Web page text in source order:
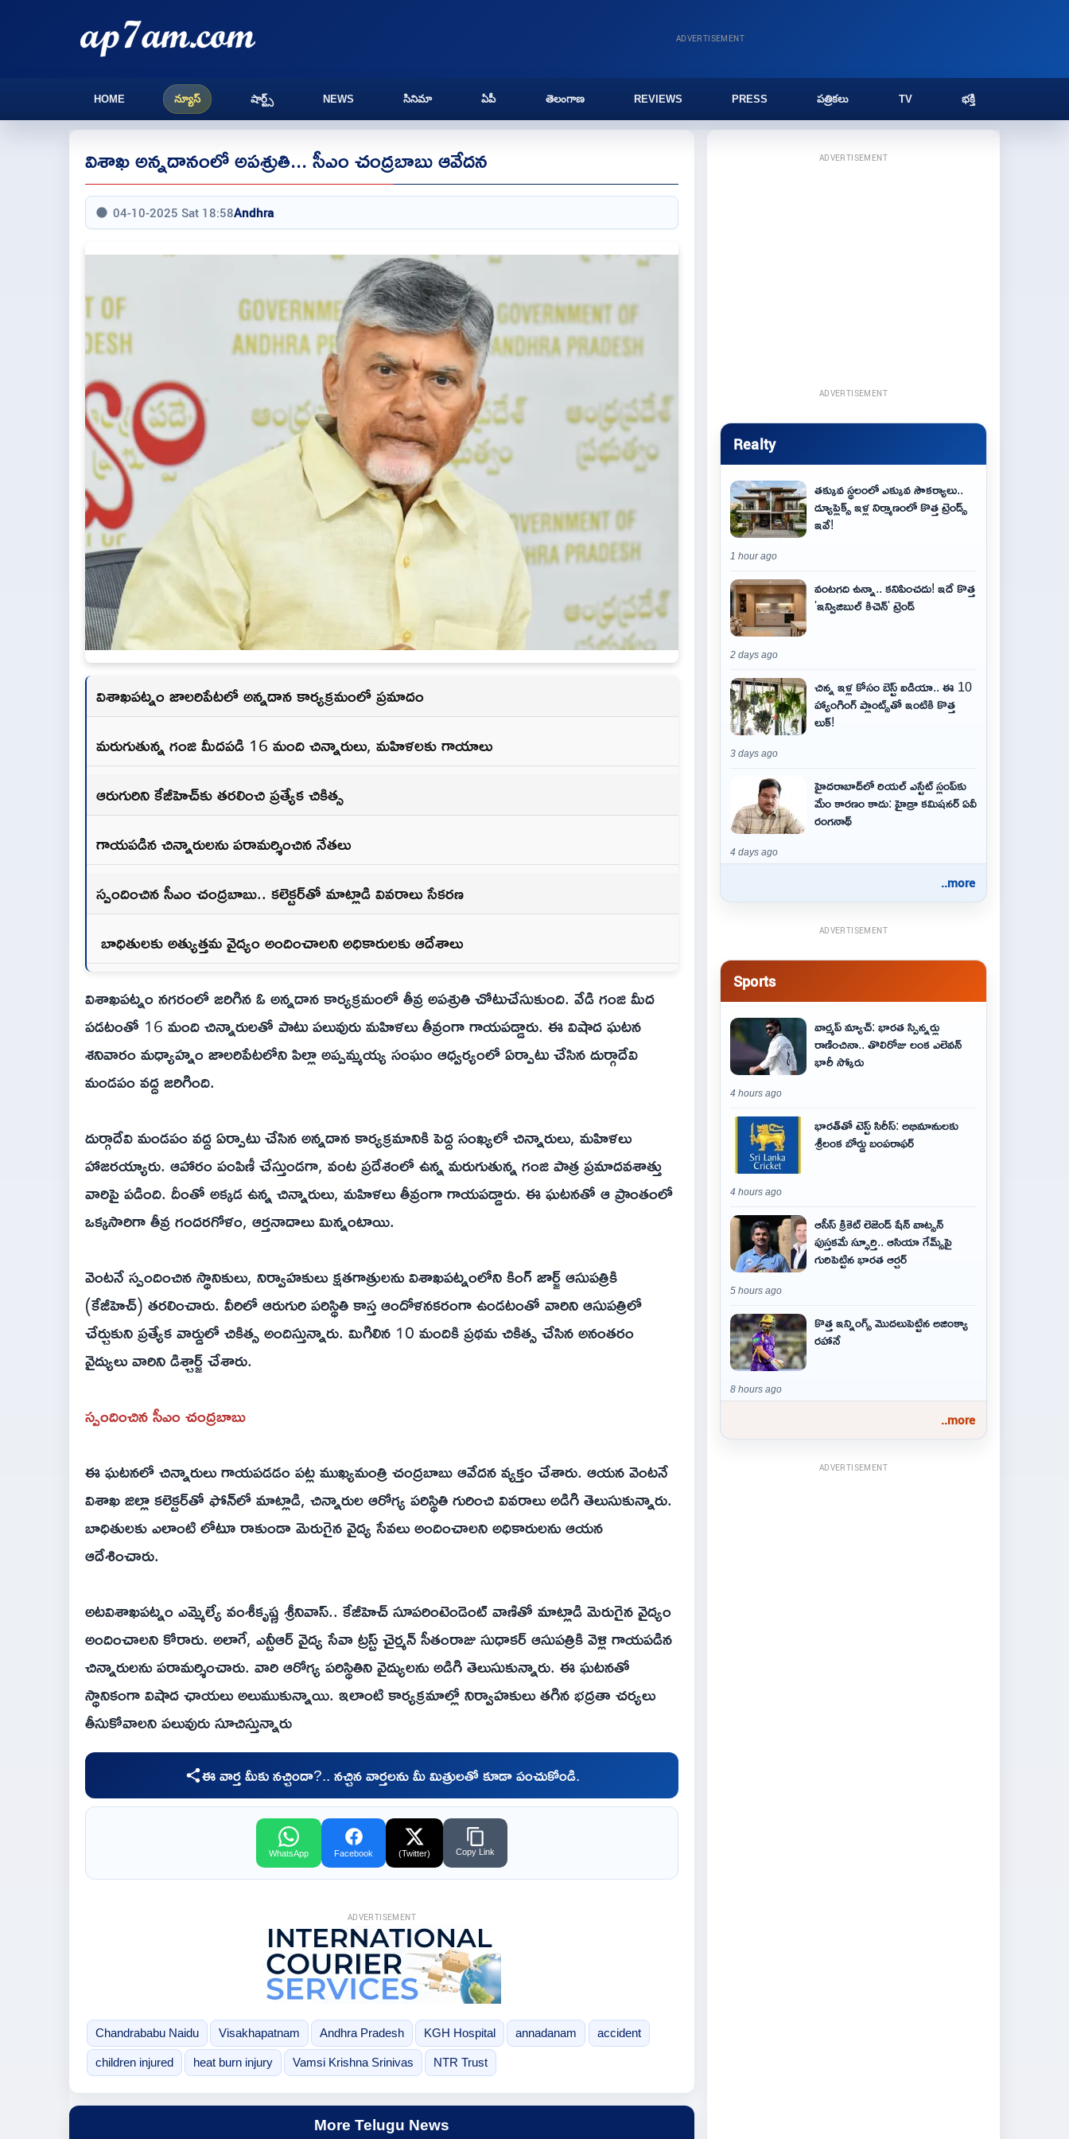
ADVERTISEMENT
HOME న్యూస్ షార్ట్స్ NEWS సినిమా ఏపీ తెలంగాణ REVIEWS PRESS పత్రికలు TV భక్తి
విశాఖ అన్నదానంలో అపశ్రుతి... సీఎం చంద్రబాబు ఆవేదన
04-10-2025 Sat 18:58Andhra
విశాఖపట్నం జాలరిపేటలో అన్నదాన కార్యక్రమంలో ప్రమాదం
మరుగుతున్న గంజి మీదపడి 16 మంది చిన్నారులు, మహిళలకు గాయాలు
ఆరుగురిని కేజీహెచ్‌కు తరలించి ప్రత్యేక చికిత్స
గాయపడిన చిన్నారులను పరామర్శించిన నేతలు
స్పందించిన సీఎం చంద్రబాబు.. కలెక్టర్‌తో మాట్లాడి వివరాలు సేకరణ
బాధితులకు అత్యుత్తమ వైద్యం అందించాలని అధికారులకు ఆదేశాలు
విశాఖపట్నం నగరంలో జరిగిన ఓ అన్నదాన కార్యక్రమంలో తీవ్ర అపశ్రుతి చోటుచేసుకుంది. వేడి గంజి మీద
పడటంతో 16 మంది చిన్నారులతో పాటు పలువురు మహిళలు తీవ్రంగా గాయపడ్డారు. ఈ విషాద ఘటన
శనివారం మధ్యాహ్నం జాలరిపేటలోని పిల్లా అప్పమ్మయ్య సంఘం ఆధ్వర్యంలో ఏర్పాటు చేసిన దుర్గాదేవి
మండపం వద్ద జరిగింది.
దుర్గాదేవి మండపం వద్ద ఏర్పాటు చేసిన అన్నదాన కార్యక్రమానికి పెద్ద సంఖ్యలో చిన్నారులు, మహిళలు
హాజరయ్యారు. ఆహారం పంపిణీ చేస్తుండగా, వంట ప్రదేశంలో ఉన్న మరుగుతున్న గంజి పాత్ర ప్రమాదవశాత్తు
వారిపై పడింది. దీంతో అక్కడ ఉన్న చిన్నారులు, మహిళలు తీవ్రంగా గాయపడ్డారు. ఈ ఘటనతో ఆ ప్రాంతంలో
ఒక్కసారిగా తీవ్ర గందరగోళం, ఆర్తనాదాలు మిన్నంటాయి.
వెంటనే స్పందించిన స్థానికులు, నిర్వాహకులు క్షతగాత్రులను విశాఖపట్నంలోని కింగ్ జార్జ్ ఆసుపత్రికి
(కేజీహెచ్) తరలించారు. వీరిలో ఆరుగురి పరిస్థితి కాస్త ఆందోళనకరంగా ఉండటంతో వారిని ఆసుపత్రిలో
చేర్చుకుని ప్రత్యేక వార్డులో చికిత్స అందిస్తున్నారు. మిగిలిన 10 మందికి ప్రథమ చికిత్స చేసిన అనంతరం
వైద్యులు వారిని డిశ్చార్జ్ చేశారు.
స్పందించిన సీఎం చంద్రబాబు
ఈ ఘటనలో చిన్నారులు గాయపడడం పట్ల ముఖ్యమంత్రి చంద్రబాబు ఆవేదన వ్యక్తం చేశారు. ఆయన వెంటనే
విశాఖ జిల్లా కలెక్టర్‌తో ఫోన్‌లో మాట్లాడి, చిన్నారుల ఆరోగ్య పరిస్థితి గురించి వివరాలు అడిగి తెలుసుకున్నారు.
బాధితులకు ఎలాంటి లోటూ రాకుండా మెరుగైన వైద్య సేవలు అందించాలని అధికారులను ఆయన
ఆదేశించారు.
అటవిశాఖపట్నం ఎమ్మెల్యే వంశీకృష్ణ శ్రీనివాస్.. కేజీహెచ్ సూపరింటెండెంట్ వాణితో మాట్లాడి మెరుగైన వైద్యం
అందించాలని కోరారు. అలాగే, ఎన్టీఆర్ వైద్య సేవా ట్రస్ట్ చైర్మన్ సీతంరాజు సుధాకర్ ఆసుపత్రికి వెళ్లి గాయపడిన
చిన్నారులను పరామర్శించారు. వారి ఆరోగ్య పరిస్థితిని వైద్యులను అడిగి తెలుసుకున్నారు. ఈ ఘటనతో
స్థానికంగా విషాద ఛాయలు అలుముకున్నాయి. ఇలాంటి కార్యక్రమాల్లో నిర్వాహకులు తగిన భద్రతా చర్యలు
తీసుకోవాలని పలువురు సూచిస్తున్నారు
ఈ వార్త మీకు నచ్చిందా?.. నచ్చిన వార్తలను మీ మిత్రులతో కూడా పంచుకోండి.
WhatsApp Facebook (Twitter) Copy Link
ADVERTISEMENT
Chandrababu Naidu Visakhapatnam Andhra Pradesh KGH Hospital annadanam accident
children injured heat burn injury Vamsi Krishna Srinivas NTR Trust
More Telugu News
ADVERTISEMENT
ADVERTISEMENT
Realty
తక్కువ స్థలంలో ఎక్కువ సౌకర్యాలు..
డ్యూప్లెక్స్ ఇళ్ల నిర్మాణంలో కొత్త ట్రెండ్స్
ఇవే!
1 hour ago
వంటగది ఉన్నా.. కనిపించదు! ఇదే కొత్త
'ఇన్విజిబుల్ కిచెన్' ట్రెండ్
2 days ago
చిన్న ఇళ్ల కోసం బెస్ట్ ఐడియా.. ఈ 10
హ్యాంగింగ్ ప్లాంట్స్‌తో ఇంటికి కొత్త
లుక్!
3 days ago
హైదరాబాద్‌లో రియల్ ఎస్టేట్ స్లంప్‌కు
మేం కారణం కాదు: హైడ్రా కమిషనర్ ఏవీ
రంగనాథ్
4 days ago
..more
ADVERTISEMENT
Sports
వార్మప్ మ్యాచ్: భారత స్పిన్నర్లు
రాణించినా.. తొలిరోజు లంక ఎలెవన్
భారీ స్కోరు
4 hours ago
భారత్‌తో టెస్ట్ సిరీస్: అభిమానులకు
శ్రీలంక బోర్డు బంపరాఫర్
4 hours ago
ఆసీస్ క్రికెట్ లెజెండ్ షేన్ వాట్సన్
పుస్తకమే స్ఫూర్తి.. ఆసియా గేమ్స్‌పై
గురిపెట్టిన భారత ఆర్చర్
5 hours ago
కొత్త ఇన్నింగ్స్ మొదలుపెట్టిన అజింక్యా
రహానే
8 hours ago
..more
ADVERTISEMENT